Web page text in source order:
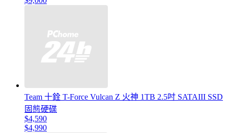
Team 十銓 T-Force Vulcan Z 火神 1TB 2.5吋 SATAIII SSD
固態硬碟
$4,590
$4,990